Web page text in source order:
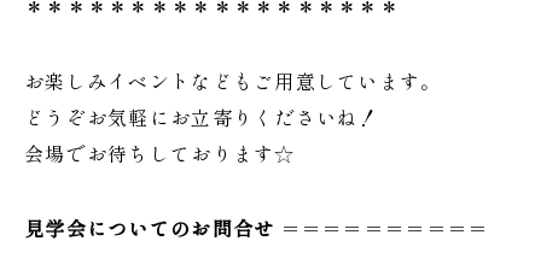
お楽しみイベントなどもご用意しています。
どうぞお気軽にお立寄りくださいね！
会場でお待ちしております☆
見学会についてのお問合せ ＝＝＝＝＝＝＝＝＝＝